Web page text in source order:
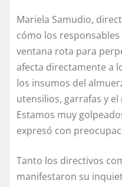
Mariela Samudio,
cómo los
ventana rota para
afecta directamente a
los insumos del
utensilios, garrafas y
Estamos muy
expresó con
Tanto los directivos
manifestaron su